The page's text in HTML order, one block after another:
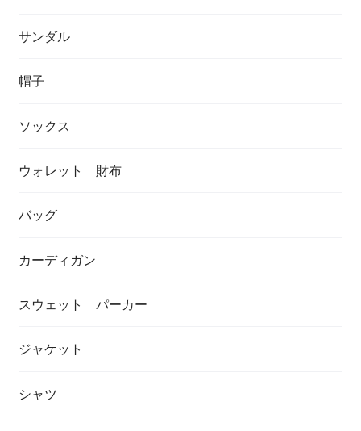
サンダル
帽子
ソックス
ウォレット 財布
バッグ
カーディガン
スウェット パーカー
ジャケット
シャツ